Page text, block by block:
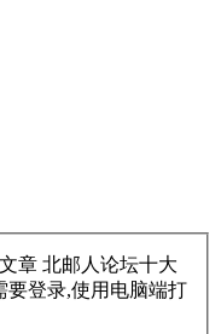
章 北邮人论坛十大
要登录,使用电脑端打